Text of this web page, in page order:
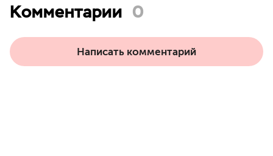
Комментарии 0
Написать комментарий